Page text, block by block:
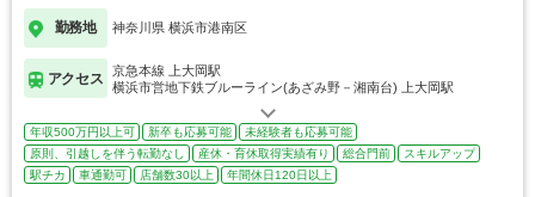
勤務地 神奈川県 横浜市港南区
アクセス
京急本線 上大岡駅
横浜市営地下鉄ブルーライン(あざみ野－湘南台) 上大岡駅
年収500万円以上可 新卒も応募可能
未経験者も応募可能
原則、引越しを伴う転勤なし
産休・育休取得実績有り 総合門前
スキルアップ
駅チカ
車通勤可 店舗数30以上 年間休日120日以上